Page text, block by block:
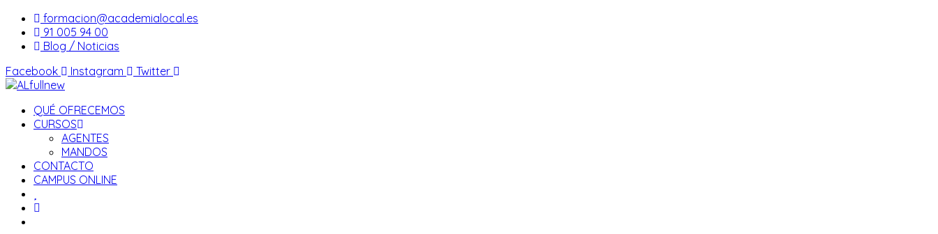
Saltar
contenido
formacion@academialocal.es
91 005 94 00
Blog / Noticias
Facebook
Instagram Twitter
QUÉ OFRECEMOS
CURSOS
AGENTES
MANDOS
CONTACTO
CAMPUS ONLINE